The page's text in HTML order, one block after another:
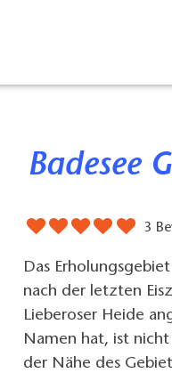
Badesee
3
Das
nach der letzten
Lieberoser Heide
Namen hat, ist nicht
der Nähe des